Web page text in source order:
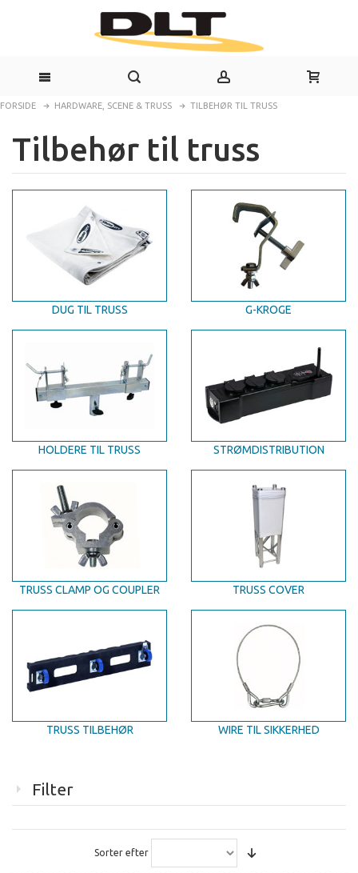
FORSIDE HARDWARE, SCENE & TRUSS TILBEHØR TIL TRUSS
Tilbehør til truss
DUG TIL TRUSS G-KROGE
HOLDERE TIL TRUSS STRØMDISTRIBUTION
TRUSS CLAMP OG COUPLER TRUSS COVER
TRUSS TILBEHØR WIRE TIL SIKKERHED
Filter
Sorter efter